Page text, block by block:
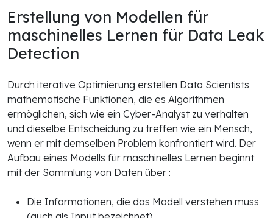
Erstellung von Modellen für
maschinelles Lernen für Data Leak
Detection
Durch iterative Optimierung erstellen Data Scientists
mathematische Funktionen, die es Algorithmen
ermöglichen, sich wie ein Cyber-Analyst zu verhalten
und dieselbe Entscheidung zu treffen wie ein Mensch,
wenn er mit demselben Problem konfrontiert wird. Der
Aufbau eines Modells für maschinelles Lernen beginnt
mit der Sammlung von Daten über :
Die Informationen, die das Modell verstehen muss